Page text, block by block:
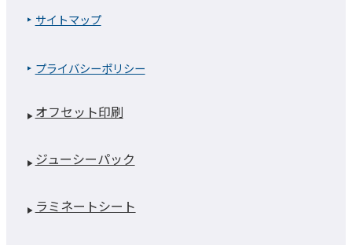
サイトマップ
プライバシーポリシー
オフセット印刷
ジューシーパック
ラミネートシート